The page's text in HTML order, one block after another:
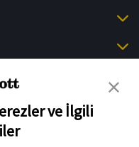
ve İlgili